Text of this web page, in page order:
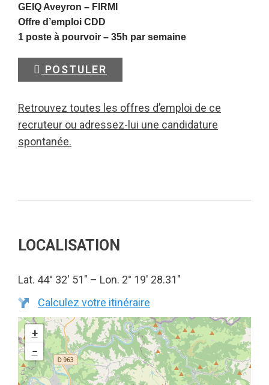
GEIQ Aveyron – FIRMI
Offre d’emploi CDD
1 poste à pourvoir – 35h par semaine
POSTULER
Retrouvez toutes les offres d’emploi de ce
recruteur ou adressez-lui une candidature
spontanée.
LOCALISATION
Lat. 44° 32′ 51″ – Lon. 2° 19′ 28.31″
Calculez votre itinéraire
+
−